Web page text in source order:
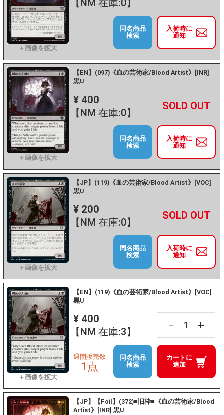
【NM 在庫:0】
入荷時に
通知
同名商品
検索
【EN】(097)《血の芸術家/Blood Artist》[INR]
黒U
¥ 400
【NM 在庫:0】
－ +
入荷時に
通知
同名商品
検索
【JP】(119)《血の芸術家/Blood Artist》[VOC]
黒U
¥ 200
【NM 在庫:0】
－ +
入荷時に
通知
同名商品
検索
【EN】(119)《血の芸術家/Blood Artist》[VOC]
黒U
¥ 400
【NM 在庫:3】
－ +
カートに
追加
週間販売数
1点
同名商品
検索
【JP】【Foil】(372)■旧枠■《血の芸術家/Blood
Artist》[INR] 黒U